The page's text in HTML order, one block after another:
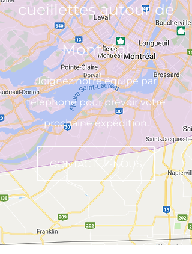
cueillettes autour de
Montréal
Joignez notre équipe par
téléphone pour prévoir votre
prochaine expédition.
CONTACTEZ-NOUS